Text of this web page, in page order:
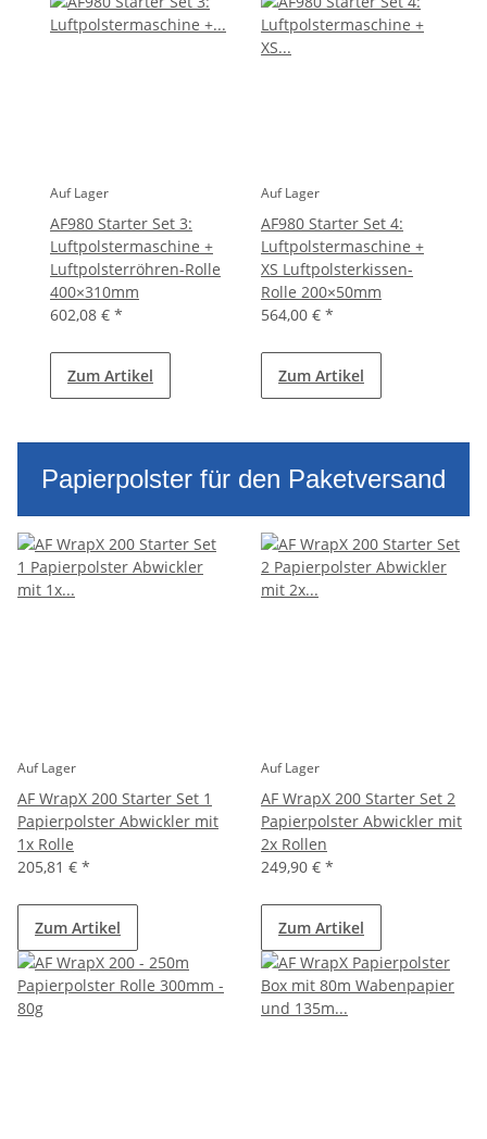
Auf Lager
AF980 Starter Set 3:
Luftpolstermaschine +
Luftpolsterröhren-Rolle
400×310mm
602,08 € *
Zum Artikel
Auf Lager
AF980 Starter Set 4:
Luftpolstermaschine +
XS Luftpolsterkissen-
Rolle 200×50mm
564,00 € *
Zum Artikel
Papierpolster für den Paketversand
Auf Lager
AF WrapX 200 Starter Set 1
Papierpolster Abwickler mit
1x Rolle
205,81 € *
Zum Artikel
Auf Lager
AF WrapX 200 Starter Set 2
Papierpolster Abwickler mit
2x Rollen
249,90 € *
Zum Artikel